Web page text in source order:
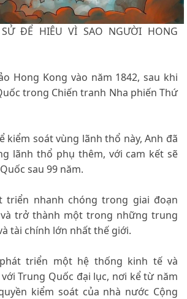
ĐỂ HIÊU VÌ SAO NGƯỜI HONG
Hong Kong vào năm 1842, sau khi
trong Chiến tranh Nha phiến Thứ
kiểm soát vùng lãnh thổ này, Anh đã
lãnh thổ phụ thêm, với cam kết sẽ
sau 99 năm.
triển nhanh chóng trong giai đoạn
trở thành một trong những trung
tài chính lớn nhất thế giới.
triển một hệ thống kinh tế và
Trung Quốc đại lục, nơi kể từ năm
kiểm soát của nhà nước Cộng